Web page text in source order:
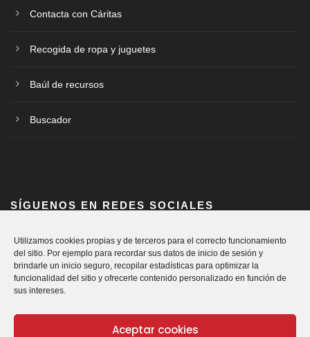
Utilizamos cookies propias y de terceros para el correcto funcionamiento
del sitio. Por ejemplo para recordar sus datos de inicio de sesión y
brindarle un inicio seguro, recopilar estadísticas para optimizar la
funcionalidad del sitio y ofrecerle contenido personalizado en función de
sus intereses.
Aceptar cookies
Contacta con Cáritas
Recogida de ropa y juguetes
Baúl de recursos
Buscador
SÍGUENOS EN REDES SOCIALES